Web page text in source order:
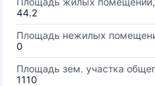
44.2
Площадь нежилых
0
Площадь зем. участка
1110